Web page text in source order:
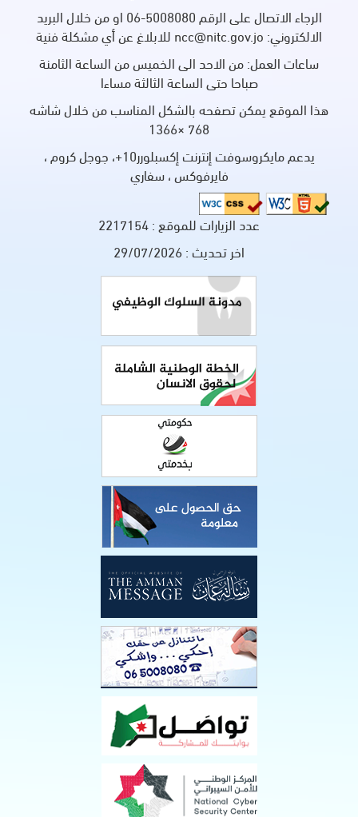
الرجاء الاتصال على الرقم 5008080-06 او من خلال البريد
الالكتروني: ncc@nitc.gov.jo للابلاغ عن أي مشكلة فنية
ساعات العمل: من الاحد الى الخميس من الساعة الثامنة
صباحا حتى الساعة الثالثة مساءا
هذا الموقع يمكن تصفحه بالشكل المناسب من خلال شاشه
768 ×1366
يدعم مايكروسوفت إنترنت إكسبلورر10+، جوجل كروم ،
فايرفوكس ، سفاري
عدد الزيارات للموقع : 2217154
اخر تحديث : 29/07/2026